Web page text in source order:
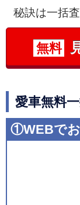
秘訣は一括
無料
愛車無料
①WEBで